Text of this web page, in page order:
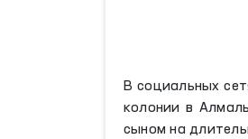
В социальных
колонии в
сыном на